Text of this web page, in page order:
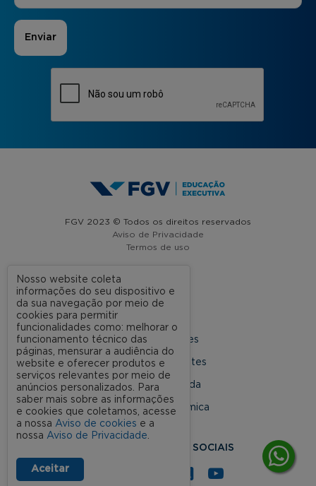
FGV 2023 © Todos os direitos reservados
Aviso de Privacidade
Termos de uso
A FGV
Nossas Unidades
Dúvidas Frequentes
Rede Conveniada
Ouvidoria Acadêmica
SIGA NOSSAS REDES SOCIAIS
Nosso website coleta
informações do seu dispositivo e
da sua navegação por meio de
cookies para permitir
funcionalidades como: melhorar o
funcionamento técnico das
páginas, mensurar a audiência do
website e oferecer produtos e
serviços relevantes por meio de
anúncios personalizados. Para
saber mais sobre as informações
e cookies que coletamos, acesse
a nossa Aviso de cookies e a
nossa Aviso de Privacidade.
Aceitar